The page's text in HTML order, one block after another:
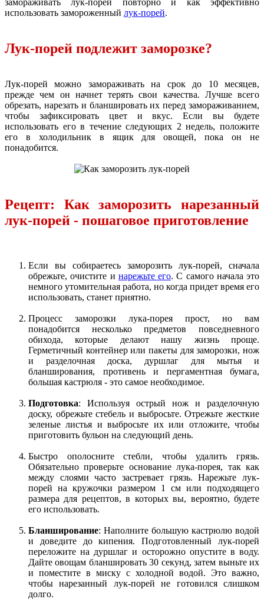
замораживать лук-порей повторно и как эффективно
использовать замороженный лук-порей.
Лук-порей подлежит заморозке?
Лук-порей можно замораживать на срок до 10 месяцев,
прежде чем он начнет терять свои качества. Лучше всего
обрезать, нарезать и бланшировать их перед замораживанием,
чтобы зафиксировать цвет и вкус. Если вы будете
использовать его в течение следующих 2 недель, положите
его в холодильник в ящик для овощей, пока он не
понадобится.
Рецепт: Как заморозить нарезанный
лук-порей - пошаговое приготовление
Если вы собираетесь заморозить лук-порей, сначала
обрежьте, очистите и нарежьте его. С самого начала это
немного утомительная работа, но когда придет время его
использовать, станет приятно.
Процесс заморозки лука-порея прост, но вам
понадобится несколько предметов повседневного
обихода, которые делают нашу жизнь проще.
Герметичный контейнер или пакеты для заморозки, нож
и разделочная доска, дуршлаг для мытья и
бланширования, противень и пергаментная бумага,
большая кастрюля - это самое необходимое.
Подготовка: Используя острый нож и разделочную
доску, обрежьте стебель и выбросьте. Отрежьте жесткие
зеленые листья и выбросьте их или отложите, чтобы
приготовить бульон на следующий день.
Быстро ополосните стебли, чтобы удалить грязь.
Обязательно проверьте основание лука-порея, так как
между слоями часто застревает грязь. Нарежьте лук-
порей на кружочки размером 1 см или подходящего
размера для рецептов, в которых вы, вероятно, будете
его использовать.
Бланширование: Наполните большую кастрюлю водой
и доведите до кипения. Подготовленный лук-порей
переложите на дуршлаг и осторожно опустите в воду.
Дайте овощам бланшировать 30 секунд, затем выньте их
и поместите в миску с холодной водой. Это важно,
чтобы нарезанный лук-порей не готовился слишком
долго.